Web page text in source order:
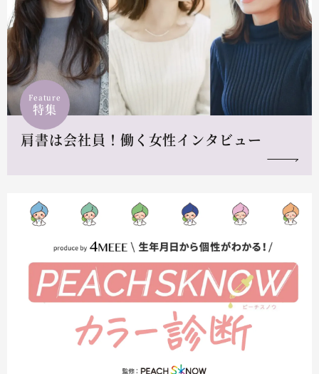
Feature
特集
肩書は会社員！働く女性インタビュー